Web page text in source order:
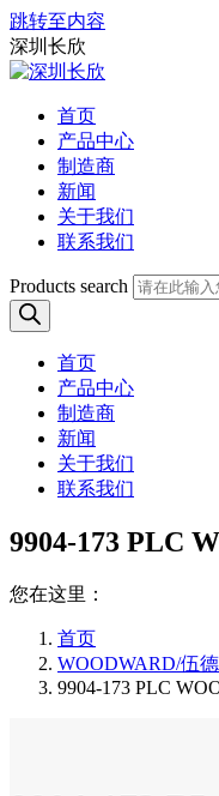
跳转至内容
深圳长欣
首页
产品中心
制造商
新闻
关于我们
联系我们
Products search
首页
产品中心
制造商
新闻
关于我们
联系我们
9904-173 PLC
您在这里：
首页
WOODWARD/伍
9904-173 PLC